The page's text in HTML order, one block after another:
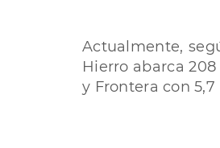
Actualmente,
Hierro abarca
y Frontera con